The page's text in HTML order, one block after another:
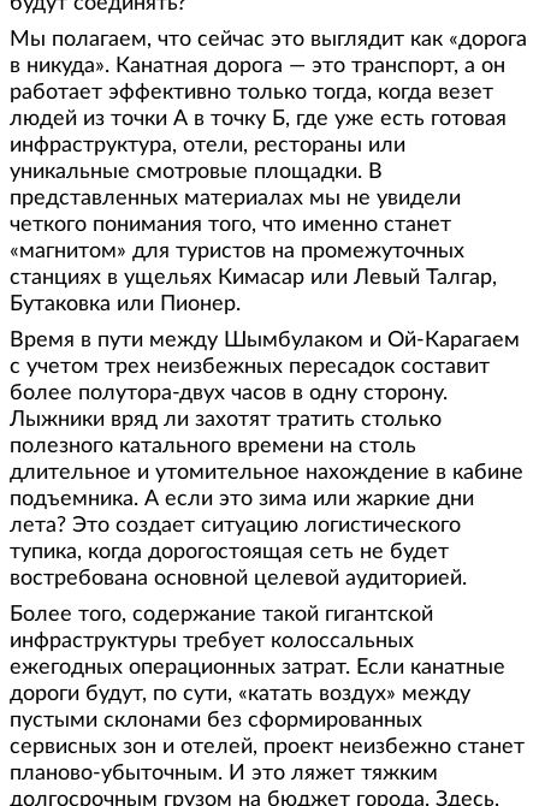
Мы полагаем, что сейчас это выглядит как «дорога
в никуда». Канатная дорога — это транспорт, а он
работает эффективно только тогда, когда везет
людей из точки А в точку Б, где уже есть готовая
инфраструктура, отели, рестораны или
уникальные смотровые площадки. В
представленных материалах мы не увидели
четкого понимания того, что именно станет
«магнитом» для туристов на промежуточных
станциях в ущельях Кимасар или Левый Талгар,
Бутаковка или Пионер.
Время в пути между Шымбулаком и Ой-Карагаем
с учетом трех неизбежных пересадок составит
более полутора-двух часов в одну сторону.
Лыжники вряд ли захотят тратить столько
полезного катального времени на столь
длительное и утомительное нахождение в кабине
подъемника. А если это зима или жаркие дни
лета? Это создает ситуацию логистического
тупика, когда дорогостоящая сеть не будет
востребована основной целевой аудиторией.
Более того, содержание такой гигантской
инфраструктуры требует колоссальных
ежегодных операционных затрат. Если канатные
дороги будут, по сути, «катать воздух» между
пустыми склонами без сформированных
сервисных зон и отелей, проект неизбежно станет
планово-убыточным. И это ляжет тяжким
долгосрочным грузом на бюджет города. Здесь,